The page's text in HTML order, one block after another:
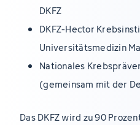
DKFZ
DKFZ-Hector
Universitätsmedizin
Nationales
(gemeinsam mit der
Das DKFZ wird zu 90